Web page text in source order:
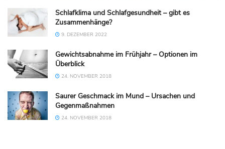
Schlafklima und Schlafgesundheit – gibt es
Zusammenhänge?
9. DEZEMBER 2022
Gewichtsabnahme im Frühjahr – Optionen im
Überblick
24. NOVEMBER 2018
Saurer Geschmack im Mund – Ursachen und
Gegenmaßnahmen
24. NOVEMBER 2018